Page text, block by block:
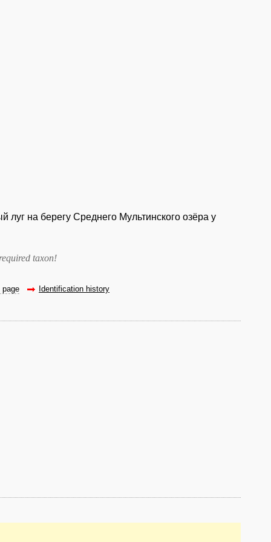
на берегу Среднего Мультинского озёра у
taxon!
page Identification history